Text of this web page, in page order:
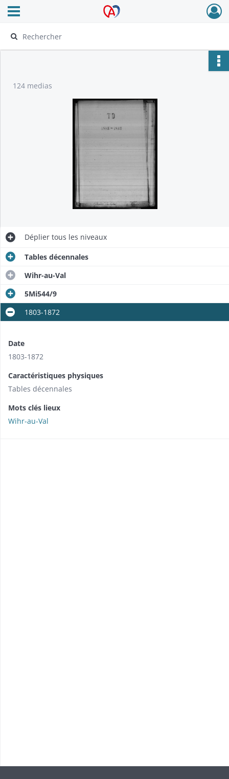
Archives Alsace - Colmar
Ouvrir le menu déroulant
124 medias
Déplier tous les niveaux
Tables décennales
Wihr-au-Val
5Mi544/9
1803-1872
Date
1803-1872
Caractéristiques physiques
Tables décennales
Mots clés lieux
Wihr-au-Val